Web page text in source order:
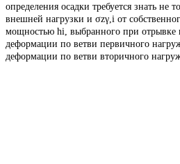
определения осадки требуется знать не
внешней нагрузки и σzγ,i от
мощностью hi, выбранного при отрывке
деформации по ветви первичного
деформации по ветви вторичного